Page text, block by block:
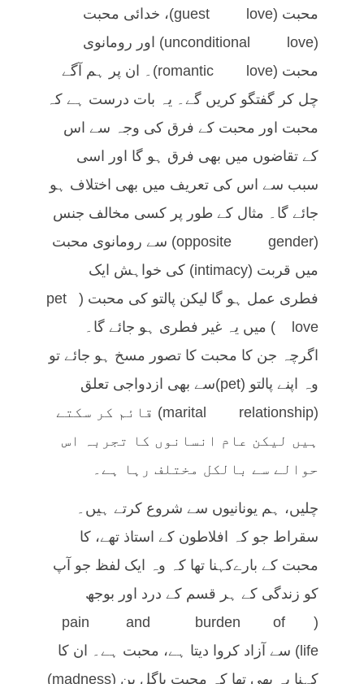
محبت (guest love)، خدائی محبت
(unconditional love) اور رومانوی
محبت (romantic love)۔ ان پر ہم آگے
چل کر گفتگو کریں گے۔ یہ بات درست ہے کہ
محبت اور محبت کے فرق کی وجہ سے اس
کے تقاضوں میں بھی فرق ہو گا اور اسی
سبب سے اس کی تعریف میں بھی اختلاف ہو
جائے گا۔ مثال کے طور پر کسی مخالف جنس
(opposite gender) سے رومانوی محبت
میں قربت (intimacy) کی خواہش ایک
فطری عمل ہو گا لیکن پالتو کی محبت (pet
love) میں یہ غیر فطری ہو جائے گا۔
اگرچہ جن کا محبت کا تصور مسخ ہو جائے تو
وہ اپنے پالتو (pet)سے بھی ازدواجی تعلق
(marital relationship) قائم کر سکتے
ہیں لیکن عام انسانوں کا تجربہ اس
حوالے سے بالکل مختلف رہا ہے۔
چلیں، ہم یونانیوں سے شروع کرتے ہیں۔
سقراط جو کہ افلاطون کے استاذ تھے، کا
محبت کے بارےکہنا تھا کہ وہ ایک لفظ جو آپ
کو زندگی کے ہر قسم کے درد اور بوجھ
(pain and burden of
life) سے آزاد کروا دیتا ہے، محبت ہے۔ ان کا
کہنا یہ بھی تھا کہ محبت پاگل پن (madness)